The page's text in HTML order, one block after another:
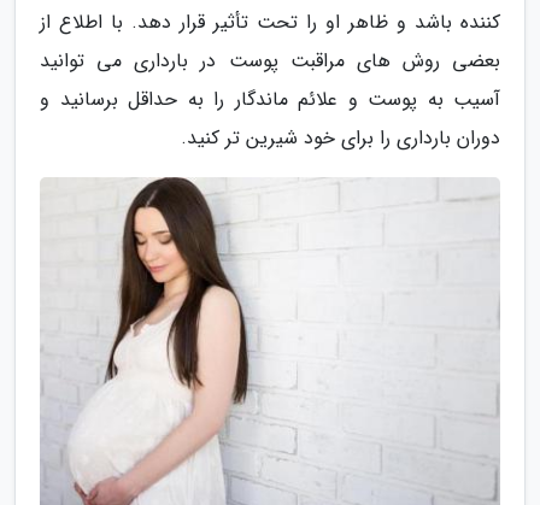
کننده باشد و ظاهر او را تحت تأثیر قرار دهد. با اطلاع از
بعضی روش های مراقبت پوست در بارداری می توانید
آسیب به پوست و علائم ماندگار را به حداقل برسانید و
دوران بارداری را برای خود شیرین تر کنید.